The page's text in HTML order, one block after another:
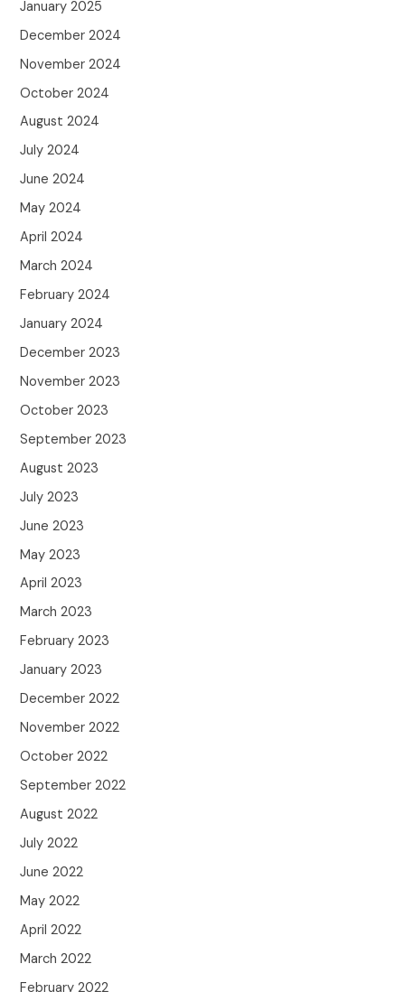
January 2025
December 2024
November 2024
October 2024
August 2024
July 2024
June 2024
May 2024
April 2024
March 2024
February 2024
January 2024
December 2023
November 2023
October 2023
September 2023
August 2023
July 2023
June 2023
May 2023
April 2023
March 2023
February 2023
January 2023
December 2022
November 2022
October 2022
September 2022
August 2022
July 2022
June 2022
May 2022
April 2022
March 2022
February 2022